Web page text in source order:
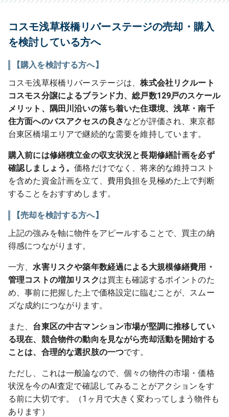
コスモ浅草桜橋リバーステージの売却・購入
を検討している方へ
【購入を検討する方へ】
コスモ浅草桜橋リバーステージは、株式会社リクルート
コスモス分譲によるブランド力、総戸数129戸のスケール
メリット、隅田川沿いの落ち着いた住環境、浅草・南千
住方面へのバスアクセスの良さなどが評価され、東京都
台東区橋場エリアで継続的な需要を維持しています。
購入前には修繕積立金の収支状況と長期修繕計画を必ず
確認しましょう。価格だけでなく、将来的な維持コスト
を含めた資金計画を立て、費用負担を見極めた上で判断
することをおすすめします。
【売却を検討する方へ】
上記の強みを軸に物件をアピールすることで、買主の納
得感につながります。
一方、水害リスクや築年数経過による大規模修繕費用・
管理コストの増加リスクは買主も確認するポイントのた
め、事前に把握した上で価格設定に臨むことが、スムー
ズな成約につながります。
また、 台東区の中古マンション市場が堅調に推移してい
る現在、競合物件の動向を見ながら売却活動を開始する
ことは、合理的な選択肢の一つです。
ただし、これは一般論なので、個々の物件の市場・価格
状況を今のAI査定で確認してみることがアクションをす
る前に大切です。（1ヶ月で大きく変わってしまう物件も
あります）